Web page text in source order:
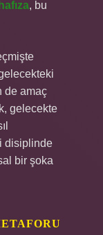
, bu
de amaç
gelecekte
disiplinde
bir şoka